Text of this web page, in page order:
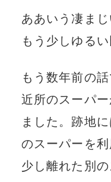
ああいう凄まじ
もう少しゆる
もう数年前の
近所のスーパ
ました。跡地
のスーパーを
少し離れた別